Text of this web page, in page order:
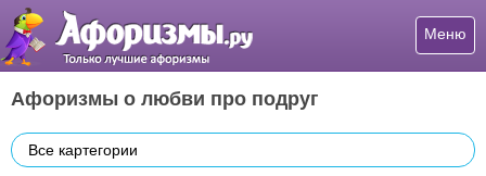
Меню
Афоризмы о любви про подруг
Все картегории